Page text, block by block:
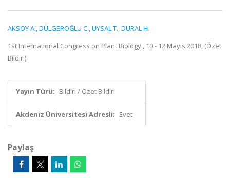
AKSOY A.,DÜLGEROĞLU C.,UYSAL T.,DURAL H.
1st International Congress on Plant Biology., 10 - 12 Mayıs 2018, (Özet
Bildiri)
Yayın Türü: Bildiri / Özet Bildiri
Akdeniz Üniversitesi Adresli: Evet
Paylaş